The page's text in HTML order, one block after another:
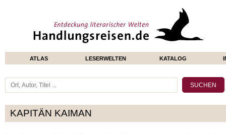
ATLAS LESERWELTEN KATALOG
KAPITÄN KAIMAN